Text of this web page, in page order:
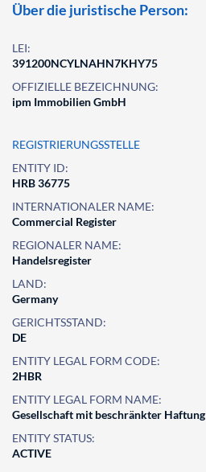
Über die juristische Person:
LEI:
391200NCYLNAHN7KHY75
OFFIZIELLE BEZEICHNUNG:
ipm Immobilien GmbH
REGISTRIERUNGSSTELLE
ENTITY ID:
HRB 36775
INTERNATIONALER NAME:
Commercial Register
REGIONALER NAME:
Handelsregister
LAND:
Germany
GERICHTSSTAND:
DE
ENTITY LEGAL FORM CODE:
2HBR
ENTITY LEGAL FORM NAME:
Gesellschaft mit beschränkter Haftung
ENTITY STATUS:
ACTIVE